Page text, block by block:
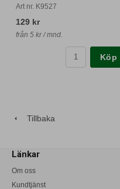
Art nr. K9527
129 kr
från 5 kr / mnd.
Köp
Tillbaka
Länkar
Om oss
Kundtjänst